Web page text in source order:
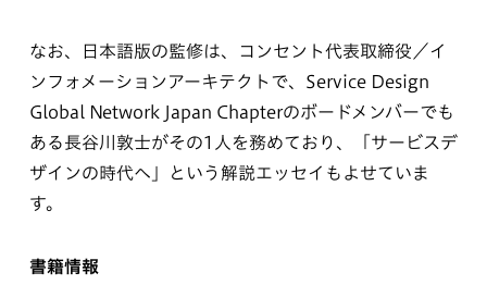
なお、日本語版の監修は、コンセント代表取締役／イ
ンフォメーションアーキテクトで、Service Design
Global Network Japan Chapterのボードメンバーでも
ある長谷川敦士がその1人を務めており、「サービスデ
ザインの時代へ」という解説エッセイもよせていま
す。
書籍情報